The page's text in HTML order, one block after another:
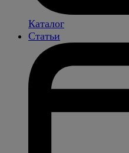
Каталог
Статьи